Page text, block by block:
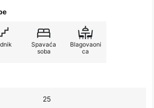
Spavaća
soba
Blagovaoni
ca
25